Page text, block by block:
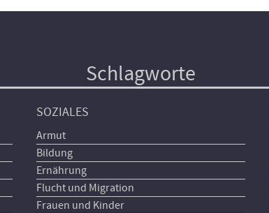
Schlagworte
SOZIALES
Armut
Bildung
Ernährung
Flucht und Migration
Frauen und Kinder